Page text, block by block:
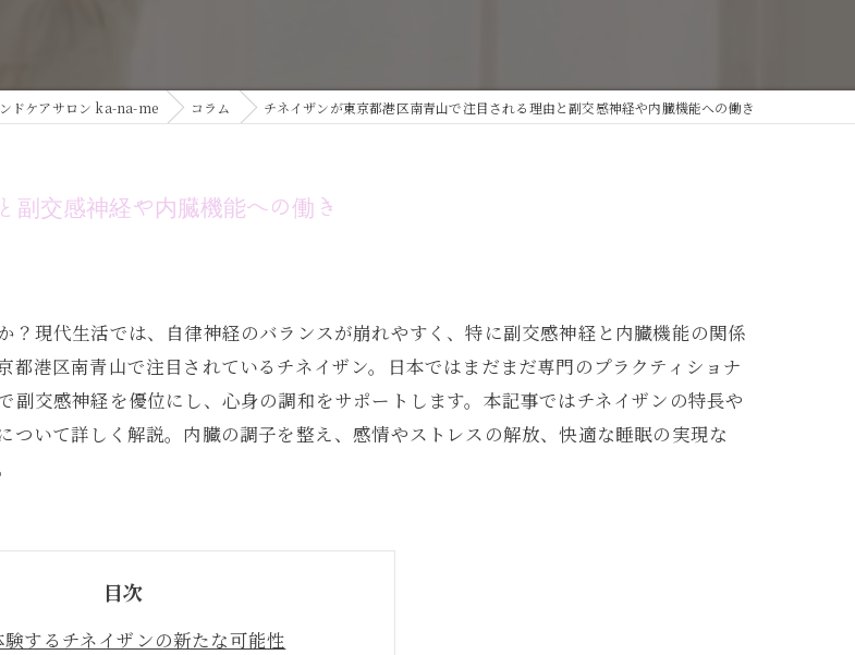
ドケアサロン ka-na-me コラム チネイザンが東京都港区南青山で注目される理由と副交感神経や内臓機能への働き
副交感神経や内臓機能への働き
現代生活では、自律神経のバランスが崩れやすく、特に副交感神経と内臓機能の関係
港区南青山で注目されているチネイザン。日本ではまだまだ専門のプラクティショナ
交感神経を優位にし、心身の調和をサポートします。本記事ではチネイザンの特長や
いて詳しく解説。内臓の調子を整え、感情やストレスの解放、快適な睡眠の実現な
目次
するチネイザンの新たな可能性